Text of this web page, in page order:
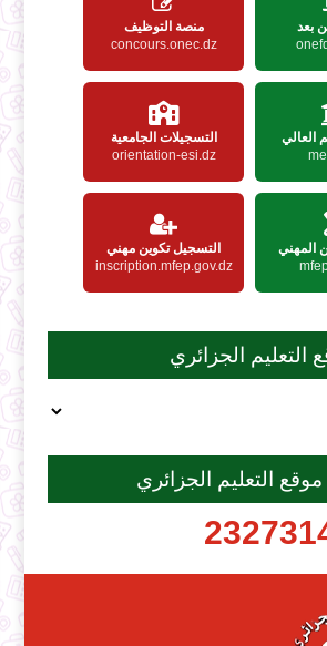
بعد
منصة التوظيف
concours.onec.dz
العالي
التسجيلات الجامعية
orientation-esi.dz
المهني
التسجيل تكوين مهني
inscription.mfep.gov.dz
التعليم الجزائري
التعليم الجزائري
232731